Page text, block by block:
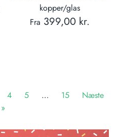
kopper/glas
Fra 399,00 kr.
4 5 … 15
Næste
»